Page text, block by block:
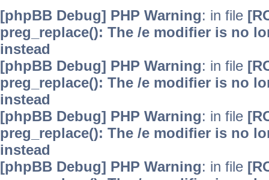
[phpBB Debug] PHP Warning: in file
preg_replace(): The /e modifier is no
instead
[phpBB Debug] PHP Warning: in file
preg_replace(): The /e modifier is no
instead
[phpBB Debug] PHP Warning: in file
preg_replace(): The /e modifier is no
instead
[phpBB Debug] PHP Warning: in file